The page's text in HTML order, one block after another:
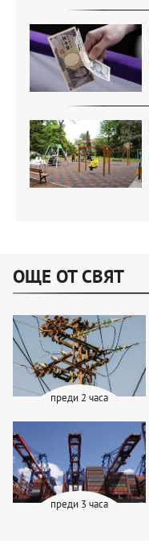
ОЩЕ ОТ СВЯТ
преди 2 часа
преди 3 часа